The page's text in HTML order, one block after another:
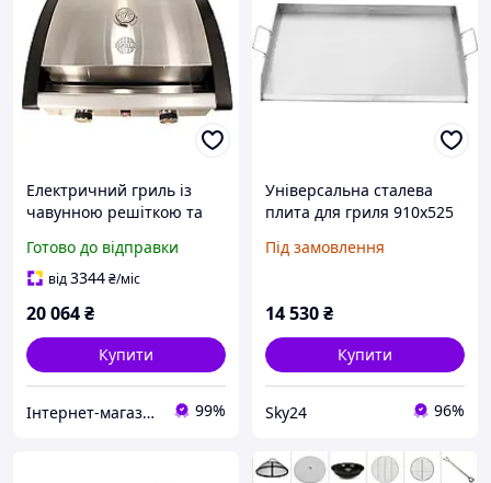
Електричний гриль із
чавунною решіткою та
барбекю ТМ GRILLI
Professional G-01 777880
Готово до відправки
від3344₴/міс
20 064₴
Купити
Інтернет-магазин "TUDOM" 99%
Універсальна сталева
плита для гриля 910x525
та кемпінгу
Під замовлення
14 530₴
Купити
Sky24 96%